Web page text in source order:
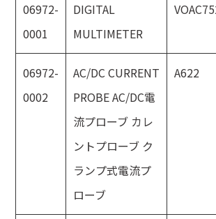
06972-
0001
DIGITAL
MULTIMETER
06972-
0002
AC/DC CURRENT
PROBE AC/DC電
流プローブ カレ
ントプローブ ク
ランプ式電流プ
ローブ
A622